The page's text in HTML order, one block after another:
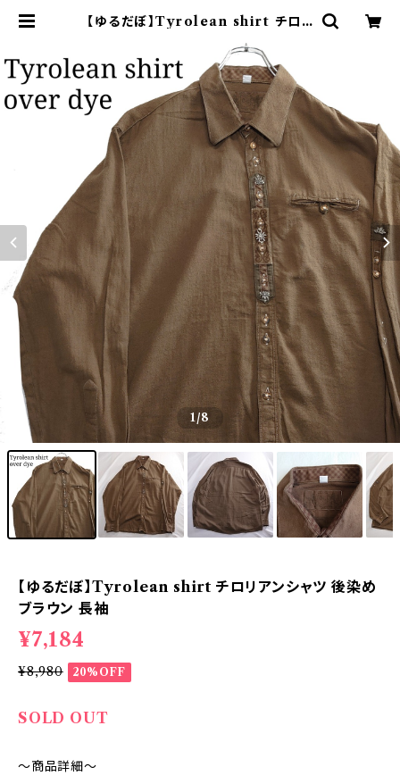
【ゆるだぼ】Tyrolean shirt チロリ
ンライン古着屋 9chord
1/8
【ゆるだぼ】Tyrolean shirt チロリアンシャツ 後染め
ブラウン 長袖
¥7,184
¥8,980 20%OFF
SOLD OUT
～商品詳細～